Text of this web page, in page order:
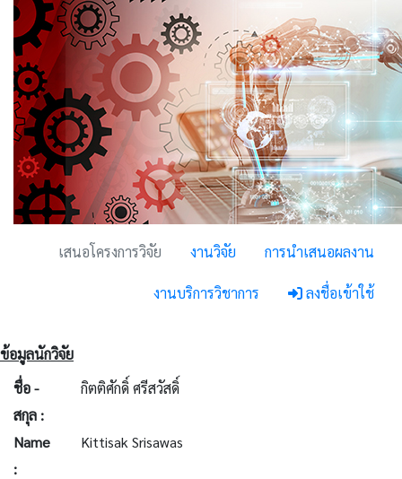
เสนอโครงการวิจัย งานวิจัย การนำเสนอผลงาน
งานบริการวิชาการ ลงชื่อเข้าใช้
ข้อมูลนักวิจัย
ชื่อ -
สกุล :
กิตติศักดิ์ ศรีสวัสดิ์
Name
:
Kittisak Srisawas